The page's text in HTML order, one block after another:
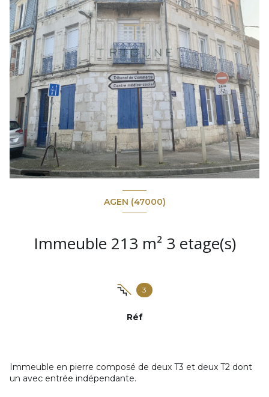
AGEN (47000)
Immeuble 213 m² 3 etage(s)
3
Réf
Immeuble en pierre composé de deux T3 et deux T2 dont
un avec entrée indépendante.